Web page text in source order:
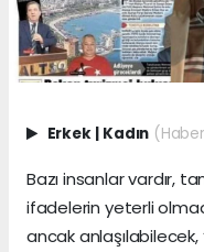
Erkek | Kadın
Bazı insanlar vardır,
ifadelerin yeterli
ancak